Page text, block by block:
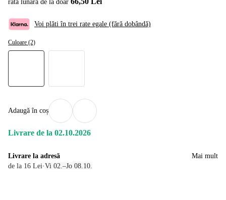
rată lunară de la doar
Voi plăti în trei rate egale (fără dobândă)
Culoare (2)
Adaugă în coș
Livrare de la 02.10.2026
Livrare la adresă
de la 16 Lei·Vi 02.–Jo 08.10.
Mai mult